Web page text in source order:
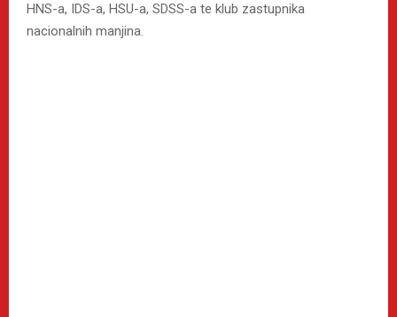
HNS-a, IDS-a, HSU-a, SDSS-a te klub zastupnika
nacionalnih manjina.